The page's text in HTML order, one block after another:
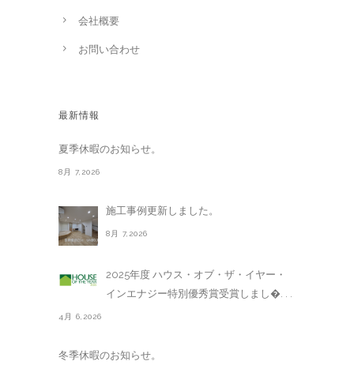
会社概要
お問い合わせ
最新情報
夏季休暇のお知らせ。
8月 7,2026
施工事例更新しました。
8月 7,2026
2025年度 ハウス・オブ・ザ・イヤー・
インエナジー特別優秀賞受賞しまし�. . .
4月 6,2026
冬季休暇のお知らせ。